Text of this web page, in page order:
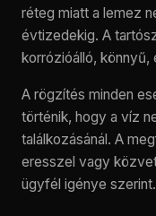
réteg miatt a lemez
évtizedekig. A
korrózióálló, könnyű,
A rögzítés minden
történik, hogy a víz
találkozásánál. A
eresszel vagy
ügyfél igénye szerint.